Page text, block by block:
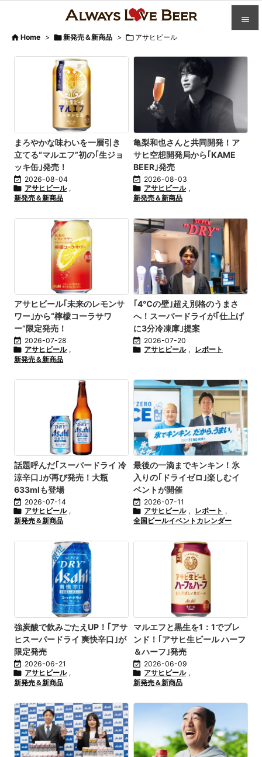


次へ
 Home > 新発売＆新商品 >  アサヒビール
まろやかな味わいを一層引き
立てる“マルエフ”初の｢生ジョ
ッキ缶｣発売！
 2026-08-04
 アサヒビール ,
新発売＆新商品
亀梨和也さんと共同開発！ア
サヒ空想開発局から｢KAME
BEER｣発売
 2026-08-03
 アサヒビール ,
新発売＆新商品
アサヒビール｢未来のレモンサ
ワー｣から“檸檬コーラサワ
ー”限定発売！
 2026-07-28
 アサヒビール ,
新発売＆新商品
｢4℃の壁｣超え別格のうまさ
へ！スーパードライが｢仕上げ
に3分冷凍庫｣提案
 2026-07-20
 アサヒビール , レポート
話題呼んだ｢スーパードライ 冷
涼辛口｣が再び発売！大瓶
633mlも登場
 2026-07-14
 アサヒビール ,
新発売＆新商品
最後の一滴までキンキン！氷
入りの｢ドライゼロ｣楽しむイ
ベントが開催
 2026-07-11
 アサヒビール , レポート ,
全国ビールイベントカレンダー
強炭酸で飲みごたえUP！｢アサ
ヒスーパードライ 爽快辛口｣が
限定発売
 2026-06-21
 アサヒビール ,
新発売＆新商品
マルエフと黒生を1：1でブレ
ンド！｢アサヒ生ビール ハーフ
＆ハーフ｣発売
 2026-06-09
 アサヒビール ,
新発売＆新商品